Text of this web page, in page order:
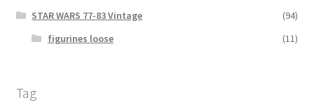
STAR WARS 77-83 Vintage
(94)
figurines loose
(11)
Tag